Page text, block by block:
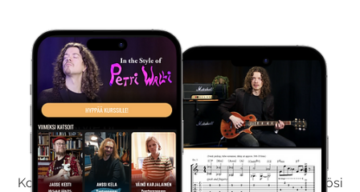
Kokeile Ilmaiseksi
Kokeilemalla ilmaiseksi saat koko sisältömme käyttöösi